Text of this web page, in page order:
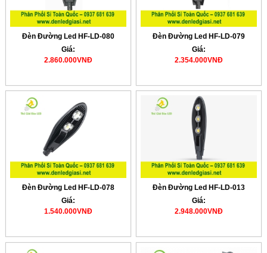
Đèn Đường Led HF-LD-080
Giá:
2.860.000VNĐ
Đèn Đường Led HF-LD-079
Giá:
2.354.000VNĐ
Đèn Đường Led HF-LD-078
Giá:
1.540.000VNĐ
Đèn Đường Led HF-LD-013
Giá:
2.948.000VNĐ